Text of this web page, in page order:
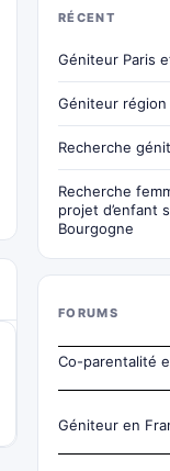
RÉCENT
Géniteur Paris
Géniteur région
Recherche
Recherche
projet d’enfant
Bourgogne
FORUMS
Co-parentalité
Géniteur en